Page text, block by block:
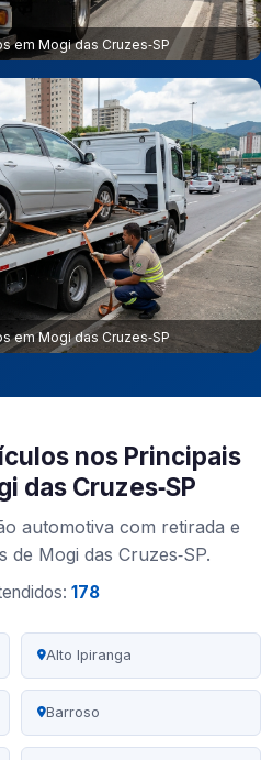
em Mogi das Cruzes‑SP
em Mogi das Cruzes‑SP
nos Principais
das Cruzes‑SP
automotiva com retirada e
Mogi das Cruzes‑SP.
178
Alto Ipiranga
Barroso